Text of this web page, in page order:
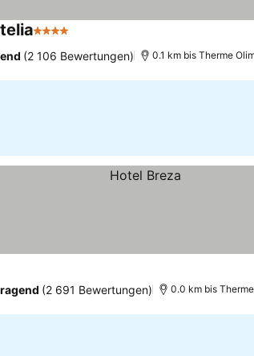
4 Sterne
(2 106 Bewertungen) 0.1 km bis Therme
(2 691 Bewertungen) 0.0 km bis